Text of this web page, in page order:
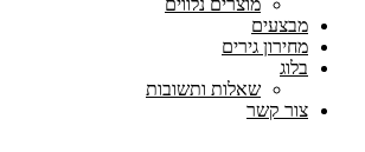
מוצרים נלווים
מבצעים
מחירון גירים
בלוג
שאלות ותשובות
צור קשר